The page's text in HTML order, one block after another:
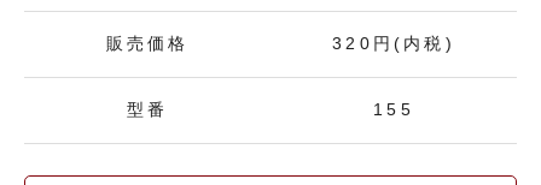
販売価格 320円(内税)
型番 155